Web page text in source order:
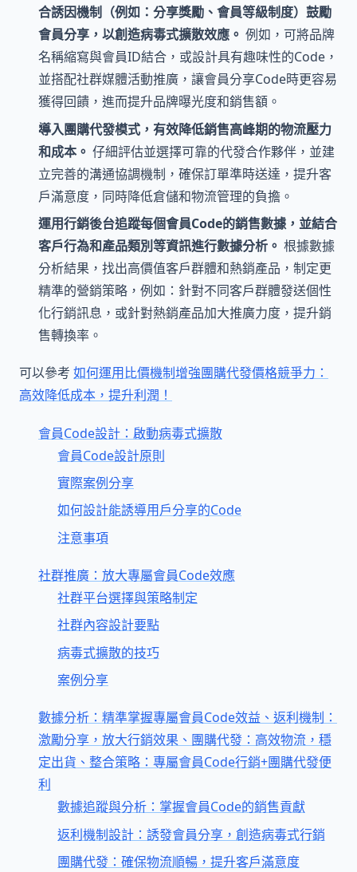
合誘因機制（例如：分享獎勵、會員等級制度）鼓勵
會員分享，以創造病毒式擴散效應。 例如，可將品牌
名稱縮寫與會員ID結合，或設計具有趣味性的Code，
並搭配社群媒體活動推廣，讓會員分享Code時更容易
獲得回饋，進而提升品牌曝光度和銷售額。
導入團購代發模式，有效降低銷售高峰期的物流壓力
和成本。 仔細評估並選擇可靠的代發合作夥伴，並建
立完善的溝通協調機制，確保訂單準時送達，提升客
戶滿意度，同時降低倉儲和物流管理的負擔。
運用行銷後台追蹤每個會員Code的銷售數據，並結合
客戶行為和產品類別等資訊進行數據分析。 根據數據
分析結果，找出高價值客戶群體和熱銷產品，制定更
精準的營銷策略，例如：針對不同客戶群體發送個性
化行銷訊息，或針對熱銷產品加大推廣力度，提升銷
售轉換率。
可以參考 如何運用比價機制增強團購代發價格競爭力：
高效降低成本，提升利潤！
會員Code設計：啟動病毒式擴散
會員Code設計原則
實際案例分享
如何設計能誘導用戶分享的Code
注意事項
社群推廣：放大專屬會員Code效應
社群平台選擇與策略制定
社群內容設計要點
病毒式擴散的技巧
案例分享
數據分析：精準掌握專屬會員Code效益、返利機制：
激勵分享，放大行銷效果、團購代發：高效物流，穩
定出貨、整合策略：專屬會員Code行銷+團購代發便
利
數據追蹤與分析：掌握會員Code的銷售貢獻
返利機制設計：誘發會員分享，創造病毒式行銷
團購代發：確保物流順暢，提升客戶滿意度